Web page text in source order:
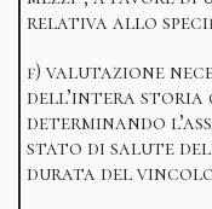
relativa allo
f) valutazione
dell’intera storia
determinando
stato di salute
durata del